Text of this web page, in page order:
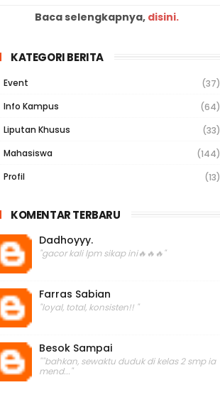
Baca selengkapnya, disini.
KATEGORI BERITA
Event
(37)
Info Kampus
(64)
Liputan Khusus
(33)
Mahasiswa
(144)
Profil
(13)
KOMENTAR TERBARU
Dadhoyyy.
"gacor kali lpm sikap ini🔥🔥🔥"
Farras Sabian
"loyal, total, konsisten!! "
Besok Sampai
""bahkan, sewaktu duduk di kelas 2 smp ia
mend..."